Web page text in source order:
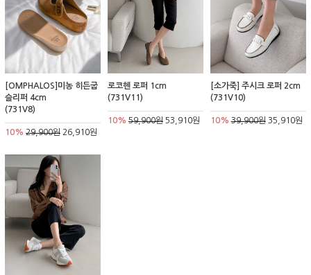
[OMPHALOS]미농 히든굽
슬리퍼 4cm
(731V8)
10% 29,900원 26,910원
로코헨 로퍼 1cm
(731V11)
10% 59,900원53,910원
[소가죽] 주시크 로퍼 2cm
(731V10)
10% 39,900원35,910원